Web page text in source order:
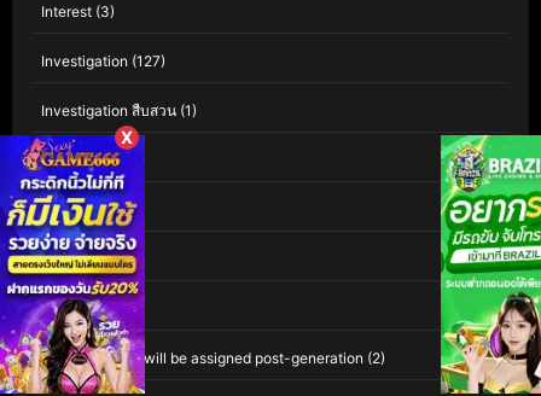
Interest (3)
Investigation (127)
Investigation สืบสวน (1)
iQIYI(60)
Isekai(1)
Kaiju(1)
Kids(81)
Leave empty – will be assigned post-generation (2)
X